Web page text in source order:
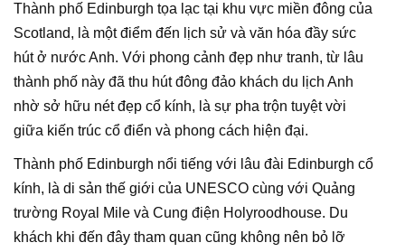
Thành phố Edinburgh tọa lạc tại khu vực miền đông của
Scotland, là một điểm đến lịch sử và văn hóa đầy sức
hút ở nước Anh. Với phong cảnh đẹp như tranh, từ lâu
thành phố này đã thu hút đông đảo khách du lịch Anh
nhờ sở hữu nét đẹp cổ kính, là sự pha trộn tuyệt vời
giữa kiến trúc cổ điển và phong cách hiện đại.
Thành phố Edinburgh nổi tiếng với lâu đài Edinburgh cổ
kính, là di sản thế giới của UNESCO cùng với Quảng
trường Royal Mile và Cung điện Holyroodhouse. Du
khách khi đến đây tham quan cũng không nên bỏ lỡ